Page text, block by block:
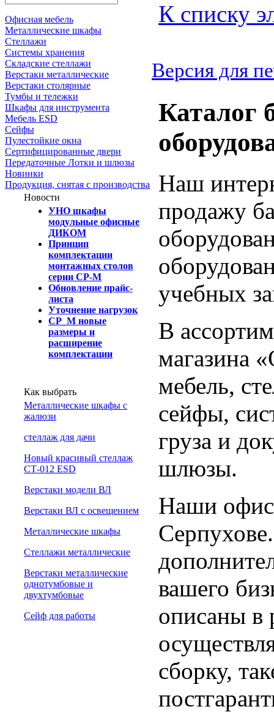
Офисная мебель
Металлические шкафы
Стеллажи
Системы хранения
Складские стеллажи
Верстаки металлические
Верстаки столярные
Тумбы и тележки
Шкафы для инструмента
Мебель ESD
Сейфы
Пулестойкие окна
Сертифицированные двери
Передаточные Лотки и шлюзы
Новинки
Продукция, снятая с производства
Новости
УНО шкафы
модульные офисные
ДИКОМ
Принцип
комплектации
монтажных столов
серии СР-М
Обновление прайс-
листа
Уточнение нагрузок
СР_М новые
размеры и
расширение
комплектации
Как выбрать
Металлические шкафы с
жалюзи
cтеллаж для дачи
Новый красивый стеллаж
СТ-012 ESD
Верстаки модели ВЛ
Верстаки ВЛ с освещением
Металлические шкафы
Стеллажи металлические
Верстаки металлические
однотумбовые и
двухтумбовые
Сейф для работы
К списку
Версия для
Каталог
Наш
продажу
учебных
В
магазина
мебель,
сейфы,
груза и
шлюзы.
Наши
вашего
описаны в
сборку,